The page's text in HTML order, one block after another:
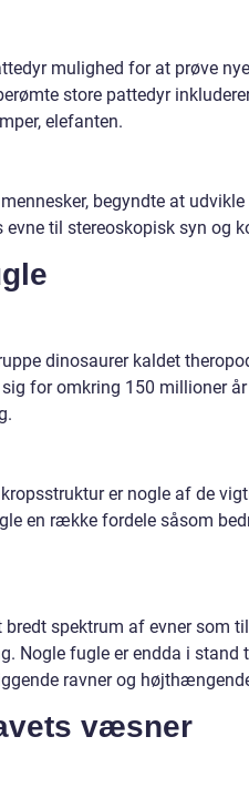
mulighed for at prøve
store pattedyr
elefanten.
begyndte at
evne til stereoskopisk syn og
dinosaurer kaldet
for omkring 150 millioner
er nogle af de
en række fordele såsom
spektrum af evner som
Nogle fugle er endda i
ravner og
væsner